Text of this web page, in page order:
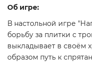
Об игре:
В настольной игре
борьбу за плитки с
выкладывает в своём
образом путь к